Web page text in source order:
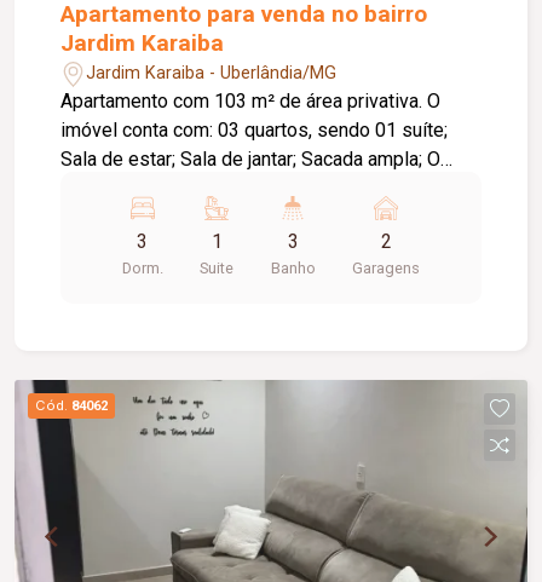
Apartamento para venda no bairro
Jardim Karaiba
Jardim Karaiba - Uberlândia/MG
Apartamento com 103 m² de área privativa. O
imóvel conta com: 03 quartos, sendo 01 suíte;
Sala de estar; Sala de jantar; Sacada ampla; O
Repair; Salão de festas; Wine Bar; Brinquedoteca;
Coworking; Quadra de beach tennis; Family Grill;
Piscina; Complexo aquático adulto e infantil.
3
Dorm.
1
Suite
3
Banho
2
Garagens
Cód. 84062